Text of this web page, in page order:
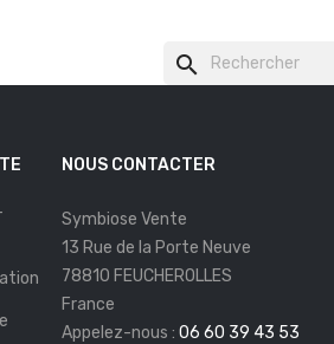
search
NOUS CONTACTER
Symbiose Vente
13 Rue de la Porte Neuve
78810 FEUCHEROLLES
France
Appelez-nous : 06 60 39 43 53